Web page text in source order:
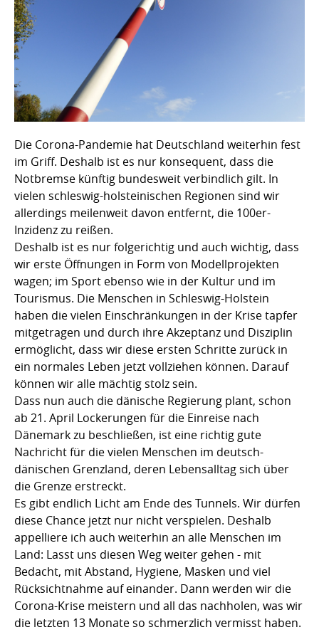
Die Corona-Pandemie hat Deutschland weiterhin fest
im Griff. Deshalb ist es nur konsequent, dass die
Notbremse künftig bundesweit verbindlich gilt. In
vielen schleswig-holsteinischen Regionen sind wir
allerdings meilenweit davon entfernt, die 100er-
Inzidenz zu reißen.
Deshalb ist es nur folgerichtig und auch wichtig, dass
wir erste Öffnungen in Form von Modellprojekten
wagen; im Sport ebenso wie in der Kultur und im
Tourismus. Die Menschen in Schleswig-Holstein
haben die vielen Einschränkungen in der Krise tapfer
mitgetragen und durch ihre Akzeptanz und Disziplin
ermöglicht, dass wir diese ersten Schritte zurück in
ein normales Leben jetzt vollziehen können. Darauf
können wir alle mächtig stolz sein.
Dass nun auch die dänische Regierung plant, schon
ab 21. April Lockerungen für die Einreise nach
Dänemark zu beschließen, ist eine richtig gute
Nachricht für die vielen Menschen im deutsch-
dänischen Grenzland, deren Lebensalltag sich über
die Grenze erstreckt.
Es gibt endlich Licht am Ende des Tunnels. Wir dürfen
diese Chance jetzt nur nicht verspielen. Deshalb
appelliere ich auch weiterhin an alle Menschen im
Land: Lasst uns diesen Weg weiter gehen - mit
Bedacht, mit Abstand, Hygiene, Masken und viel
Rücksichtnahme auf einander. Dann werden wir die
Corona-Krise meistern und all das nachholen, was wir
die letzten 13 Monate so schmerzlich vermisst haben.